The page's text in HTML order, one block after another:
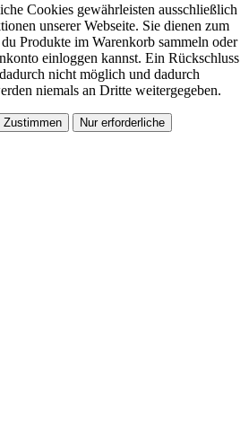
Cookies gewährleisten ausschließlich
unserer Webseite. Sie dienen zum
Produkte im Warenkorb sammeln oder
einloggen kannst. Ein Rückschluss
nicht möglich und dadurch
niemals an Dritte weitergegeben.
Zustimmen Nur erforderliche